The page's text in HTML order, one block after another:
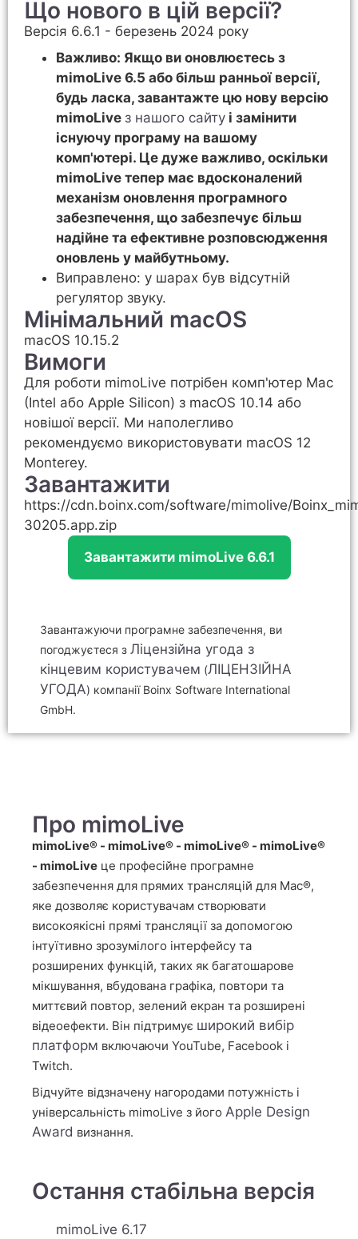
Що нового в цій версії?
Версія 6.6.1 - березень 2024 року
Важливо: Якщо ви оновлюєтесь з
mimoLive 6.5 або більш ранньої версії,
будь ласка, завантажте цю нову версію
mimoLive з нашого сайту і замінити
існуючу програму на вашому
комп'ютері. Це дуже важливо, оскільки
mimoLive тепер має вдосконалений
механізм оновлення програмного
забезпечення, що забезпечує більш
надійне та ефективне розповсюдження
оновлень у майбутньому.
Виправлено: у шарах був відсутній
регулятор звуку.
Мінімальний macOS
macOS 10.15.2
Вимоги
Для роботи mimoLive потрібен комп'ютер Mac
(Intel або Apple Silicon) з macOS 10.14 або
новішої версії. Ми наполегливо
рекомендуємо використовувати macOS 12
Monterey.
Завантажити
https://cdn.boinx.com/software/mimolive/
30205.app.zip
Завантажити mimoLive 6.6.1
Завантажуючи програмне забезпечення, ви
погоджуєтеся з Ліцензійна угода з
кінцевим користувачем (ЛІЦЕНЗІЙНА
УГОДА) компанії Boinx Software International
GmbH.
Про mimoLive
mimoLive® - mimoLive® - mimoLive® - mimoLive®
- mimoLive це професійне програмне
забезпечення для прямих трансляцій для Mac®,
яке дозволяє користувачам створювати
високоякісні прямі трансляції за допомогою
інтуїтивно зрозумілого інтерфейсу та
розширених функцій, таких як багатошарове
мікшування, вбудована графіка, повтори та
миттєвий повтор, зелений екран та розширені
відеоефекти. Він підтримує широкий вибір
платформ включаючи YouTube, Facebook і
Twitch.
Відчуйте відзначену нагородами потужність і
універсальність mimoLive з його Apple Design
Award визнання.
Остання стабільна версія
mimoLive 6.17